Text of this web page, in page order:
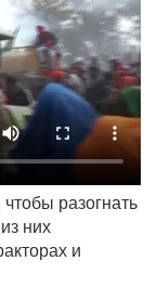
разогнать
них
и